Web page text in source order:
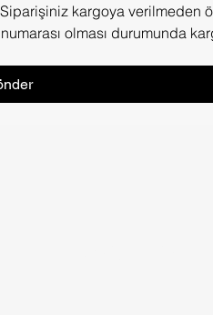
kargoya verilmeden
olması durumunda